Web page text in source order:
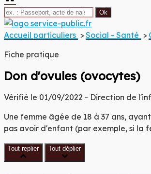
Site
Accueil particuliers > Social - Santé >
Fiche pratique
Don d'ovules (ovocytes)
Vérifié le 01/09/2022 - Direction de
Une femme âgée de 18 à 37 ans,
pas avoir d'enfant (par exemple, si la
Tout replier Tout déplier